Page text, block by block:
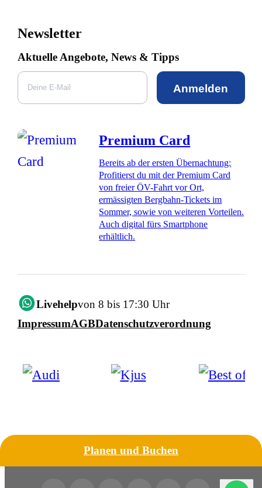
Newsletter
Aktuelle Angebote, News & Tipps
Anmelden
Premium Card
Bereits ab der ersten Übernachtung:
Profitierst du mit der Premium Card
von freier ÖV-Fahrt vor Ort,
ermässigten Bergbahn-Tickets im
Sommer, sowie von weiteren Vorteilen.
Auch digital fürs Smartphone
erhältlich.
Livehelpvon 8 bis 17:30 Uhr
ImpressumAGBDatenschutzverordnung
Planen und Buchen